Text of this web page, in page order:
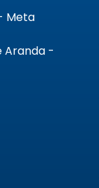
Meta
Aranda -